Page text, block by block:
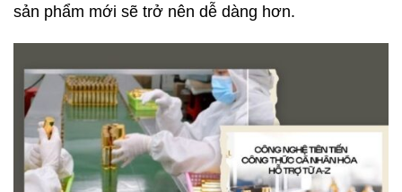
sản phẩm mới sẽ trở nên dễ dàng hơn.